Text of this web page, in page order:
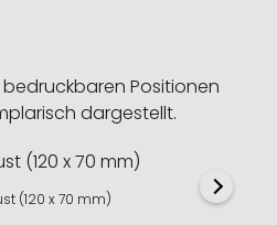
Positionen
dargestellt.
(120 x 70 mm)